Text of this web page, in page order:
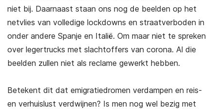
niet bij. Daarnaast staan ons nog de beelden op het
netvlies van volledige lockdowns en straatverboden in
onder andere Spanje en Italië. Om maar niet te spreken
over legertrucks met slachtoffers van corona. Al die
beelden zullen niet als reclame gewerkt hebben.
Betekent dit dat emigratiedromen verdampen en reis-
en verhuislust verdwijnen? Is men nog wel bezig met